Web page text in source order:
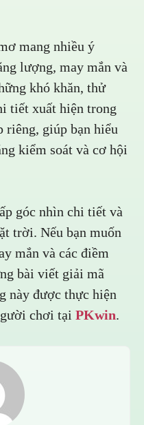
mang nhiều ý
lượng, may mắn và
khó khăn, thử
tiết xuất hiện trong
riêng, giúp bạn hiểu
kiểm soát và cơ hội
góc nhìn chi tiết và
trời. Nếu bạn muốn
mắn và các điềm
bài viết giải mã
này được thực hiện
chơi tại PKwin.